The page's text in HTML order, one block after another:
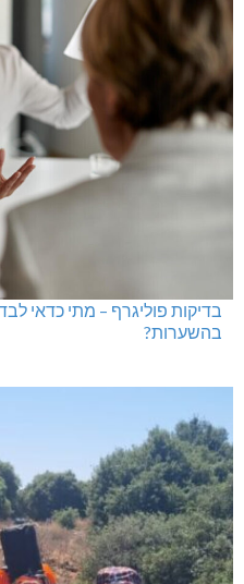
בדיקות פוליגרף – מתי כדאי
בהשערות?